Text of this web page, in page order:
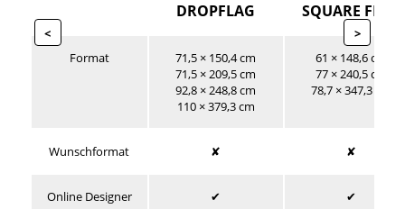
< >
DROPFLAG SQUARE FLAG
Format
71,5 × 150,4 cm
71,5 × 209,5 cm
92,8 × 248,8 cm
110 × 379,3 cm
61 × 148,6 cm
77 × 240,5 cm
78,7 × 347,3 cm
Wunschformat ✘ ✘
Online Designer ✔ ✔